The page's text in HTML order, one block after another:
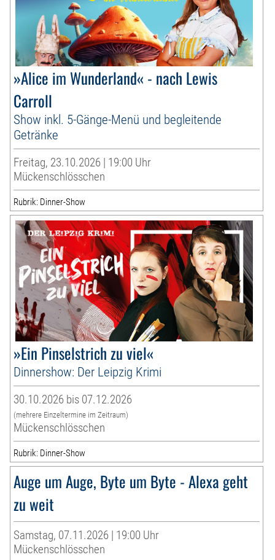
»Alice im Wunderland« - nach Lewis
Carroll
Show inkl. 5-Gänge-Menü und begleitende
Getränke
Freitag, 23.10.2026 | 19:00 Uhr
Mückenschlösschen
Rubrik: Dinner-Show
»Ein Pinselstrich zu viel«
Dinnershow: Der Leipzig Krimi
30.10.2026 bis 07.12.2026
(mehrere Einzeltermine im Zeitraum)
Mückenschlösschen
Rubrik: Dinner-Show
Auge um Auge, Byte um Byte - Alexa geht
zu weit
Samstag, 07.11.2026 | 19:00 Uhr
Mückenschlösschen